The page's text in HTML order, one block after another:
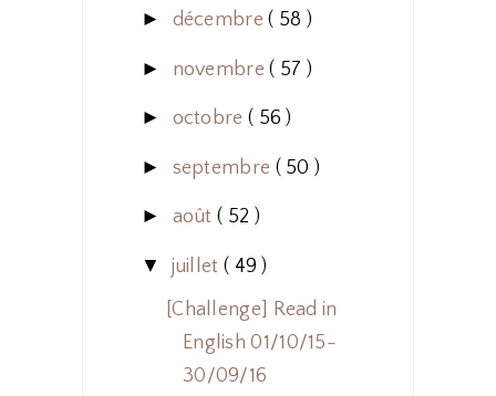
► décembre( 58 )
► novembre( 57 )
► octobre ( 56 )
► septembre ( 50 )
► août ( 52 )
▼ juillet ( 49 )
[Challenge] Read in
English 01/10/15-
30/09/16